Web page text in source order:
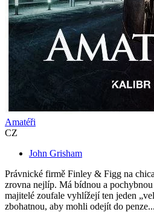
Amatéři
CZ
John Grisham
Právnické firmě Finley & Figg na
zrovna nejlíp. Má bídnou a
majitelé zoufale vyhlížejí ten jeden
zbohatnou, aby mohli odejít do penze...